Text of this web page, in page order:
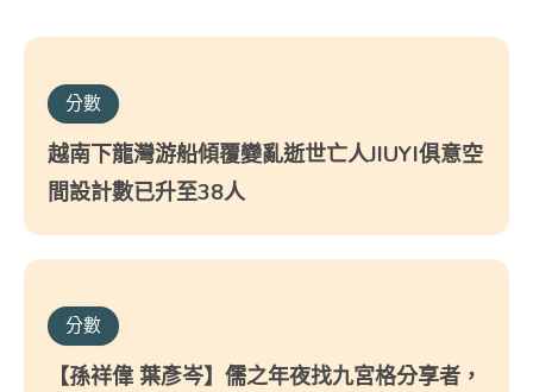
分數
越南下龍灣游船傾覆變亂逝世亡人JIUYI俱意空
間設計數已升至38人
分數
【孫祥偉 葉彥岑】儒之年夜找九宮格分享者，